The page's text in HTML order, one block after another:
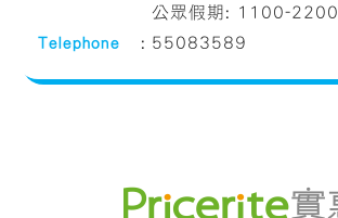
公眾假期: 1100-2200
Telephone
: 55083589